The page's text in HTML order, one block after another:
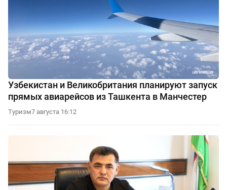
Узбекистан и Великобритания планируют запуск
прямых авиарейсов из Ташкента в Манчестер
Туризм7 августа 16:12